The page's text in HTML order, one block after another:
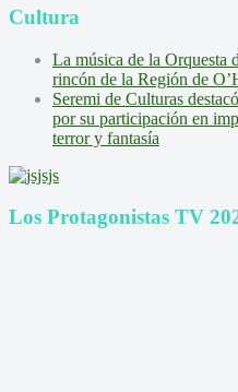
Cultura
La música de la Orquesta
rincón de la Región de
Seremi de Culturas
por su participación en
terror y fantasía
Los Protagonistas TV